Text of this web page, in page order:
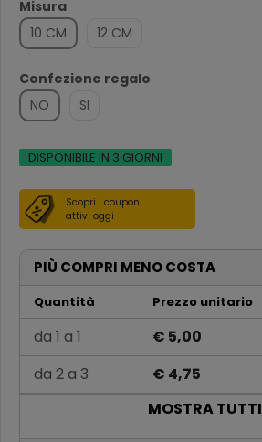
Misura
10 CM
12 CM
Confezione regalo
NO
SI
DISPONIBILE IN 3 GIORNI
Scopri i coupon
attivi oggi
PIÙ COMPRI MENO COSTA
Quantità Prezzo unitario
da 1 a 1
€ 5,00
da 2 a 3
€ 4,75
€ 4,50
MOSTRA TUTTI